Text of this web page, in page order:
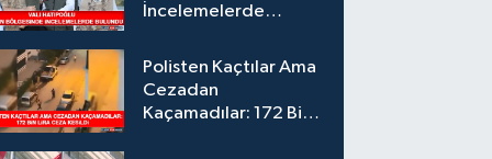
İncelemelerde
Polisten Kaçtılar Ama
Cezadan
Kaçamadılar: 172 Bin